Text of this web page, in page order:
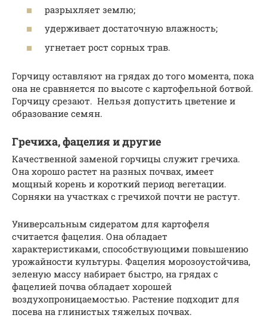
разрыхляет землю;
удерживает достаточную влажность;
угнетает рост сорных трав.
Горчицу оставляют на грядах до того момента, пока
она не сравняется по высоте с картофельной ботвой.
Горчицу срезают. Нельзя допустить цветение и
образование семян.
Гречиха, фацелия и другие
Качественной заменой горчицы служит гречиха.
Она хорошо растет на разных почвах, имеет
мощный корень и короткий период вегетации.
Сорняки на участках с гречихой почти не растут.
Универсальным сидератом для картофеля
считается фацелия. Она обладает
характеристиками, способствующими повышению
урожайности культуры. Фацелия морозоустойчива,
зеленую массу набирает быстро, на грядах с
фацелией почва обладает хорошей
воздухопроницаемостью. Растение подходит для
посева на глинистых тяжелых почвах.